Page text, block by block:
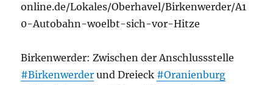
online.de/Lokales/Oberhavel/Birkenwerder/A1
0-Autobahn-woelbt-sich-vor-Hitze
Birkenwerder: Zwischen der Anschlussstelle
#Birkenwerder und Dreieck #Oranienburg